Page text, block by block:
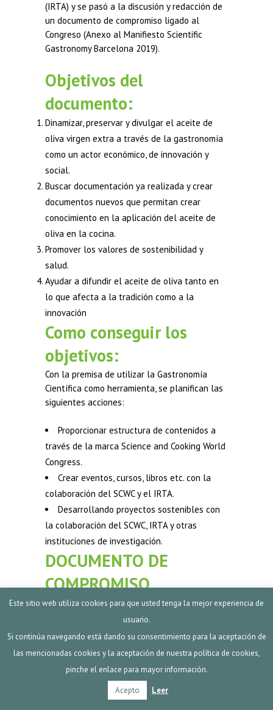
(IRTA) y se pasó a la discusión y redacción de
un documento de compromiso ligado al
Congreso (Anexo al Manifiesto Scientific
Gastronomy Barcelona 2019).
Objetivos del
documento:
Dinamizar, preservar y divulgar el aceite de
oliva virgen extra a través de la gastronomía
como un actor económico, de innovación y
social.
Buscar documentación ya realizada y crear
documentos nuevos que permitan crear
conocimiento en la aplicación del aceite de
oliva en la cocina.
Promover los valores de sostenibilidad y
salud.
Ayudar a difundir el aceite de oliva tanto en
lo que afecta a la tradición como a la
innovación
Como conseguir los
objetivos:
Con la premisa de utilizar la Gastronomía
Científica como herramienta, se planifican las
siguientes acciones:
Proporcionar estructura de contenidos a
través de la marca Science and Cooking World
Congress.
Crear eventos, cursos, libros etc. con la
colaboración del SCWC y el IRTA.
Desarrollando proyectos sostenibles con
la colaboración del SCWC, IRTA y otras
instituciones de investigación.
DOCUMENTO DE
COMPROMISO
“Aceite de oliva en la cocina”
BARCELONA 2023
Science & Cooking World Congress Barcelona
2023, un amplio espectro de personas
relacionadas con el aceite de oliva y la
gastronomía para poder mejorar la
Este sitio web utiliza cookies para que usted tenga la mejor experiencia de
usuario.
Si continúa navegando está dando su consentimiento para la aceptación de
las mencionadas cookies y la aceptación de nuestra política de cookies,
pinche el enlace para mayor información.
Acepto
Leer